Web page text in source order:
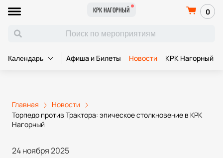
КРК НАГОРНЫЙ 0
Календарь Афиша и Билеты Новости КРК Нагорный
Главная
Новости
Торпедо против Трактора: эпическое столкновение в КРК
Нагорный
24 ноября 2025